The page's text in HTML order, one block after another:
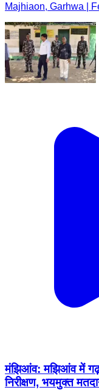
Majhiaon, Garhwa |
मंझिआंव: मझिआंव में
निरीक्षण, भयमुक्त